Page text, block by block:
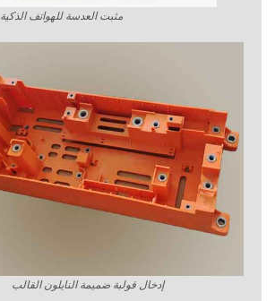
مثبت العدسة للهواتف الذكية
إدخال قولبة ضميمة النايلون القالب